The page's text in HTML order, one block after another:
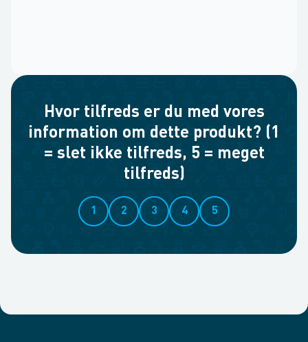
Hvor tilfreds er du med vores
information om dette produkt? (1
= slet ikke tilfreds, 5 = meget
tilfreds)
1 2 3 4 5